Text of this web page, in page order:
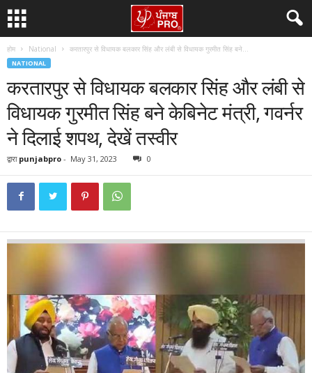
होम National करतारपुर से विधायक बलकार सिंह और लंबी से विधायक गुरमीत सिंह बने...
NATIONAL
करतारपुर से विधायक बलकार सिंह और लंबी से
विधायक गुरमीत सिंह बने केबिनेट मंत्री, गवर्नर
ने दिलाई शपथ, देखें तस्वीर
द्वारा punjabpro - May 31, 2023 0